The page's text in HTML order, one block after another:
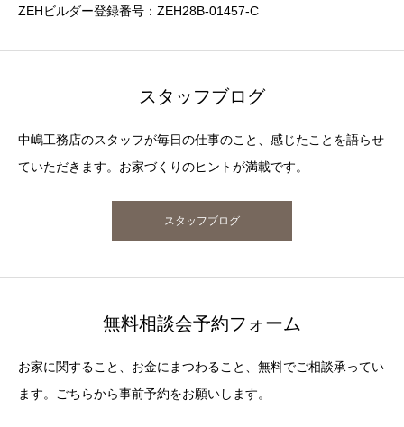
ZEHビルダー登録番号：ZEH28B-01457-C
スタッフブログ
中嶋工務店のスタッフが毎日の仕事のこと、感じたことを語らせ
ていただきます。お家づくりのヒントが満載です。
スタッフブログ
無料相談会予約フォーム
お家に関すること、お金にまつわること、無料でご相談承ってい
ます。ごちらから事前予約をお願いします。